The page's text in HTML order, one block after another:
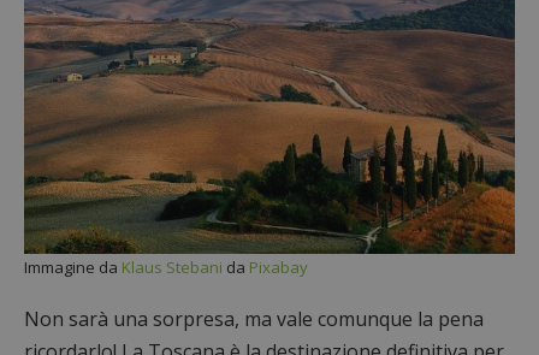
Immagine da Klaus Stebani da Pixabay
Non sarà una sorpresa, ma vale comunque la pena